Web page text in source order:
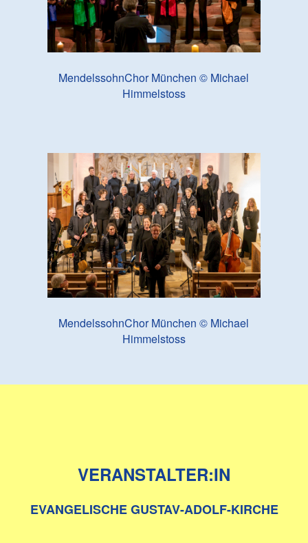
MendelssohnChor München © Michael
Himmelstoss
MendelssohnChor München © Michael
Himmelstoss
VERANSTALTER:IN
EVANGELISCHE GUSTAV-ADOLF-KIRCHE